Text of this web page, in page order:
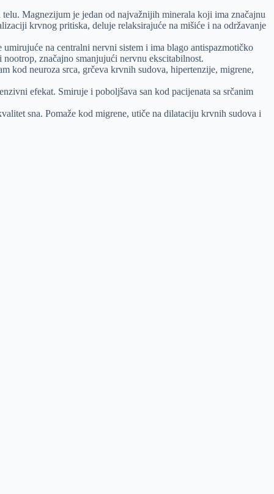
Magnezijum je jedan od najvažnijih minerala koji ima značajnu
krvnog pritiska, deluje relaksirajuće na mišiće i na održavanje
na centralni nervni sistem i ima blago antispazmotičko
značajno smanjujući nervnu ekscitabilnost.
kod neuroza srca, grčeva krvnih sudova, hipertenzije, migrene,
efekat. Smiruje i poboljšava san kod pacijenata sa srčanim
sna. Pomaže kod migrene, utiče na dilataciju krvnih sudova i